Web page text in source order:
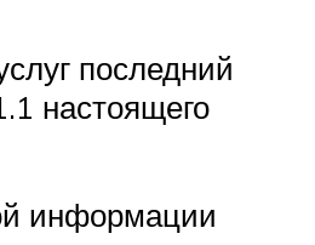
последний
настоящего
информации